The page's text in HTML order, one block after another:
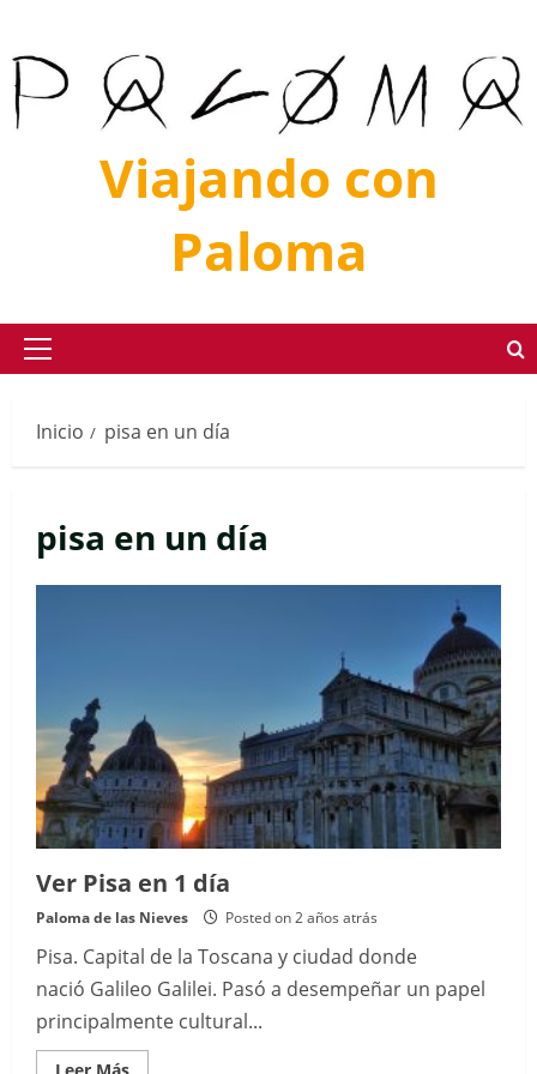
contenido
Viajando con
Paloma
Menú
Inicio pisa en un día
pisa en un día
Ver Pisa en 1 día
Paloma de las Nieves Posted on 2 años atrás
Pisa. Capital de la Toscana y ciudad donde
nació Galileo Galilei. Pasó a desempeñar un papel
principalmente cultural...
Read